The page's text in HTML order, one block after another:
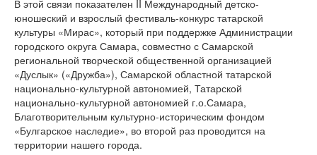
В этой связи показателен II Международный детско-
юношеский и взрослый фестиваль-конкурс татарской
культуры «Мирас», который при поддержке Администрации
городского округа Самара, совместно с Самарской
региональной творческой общественной организацией
«Дуслык» («Дружба»), Самарской областной татарской
национально-культурной автономией, Татарской
национально-культурной автономией г.о.Самара,
Благотворительным культурно-историческим фондом
«Булгарское наследие», во второй раз проводится на
территории нашего города.